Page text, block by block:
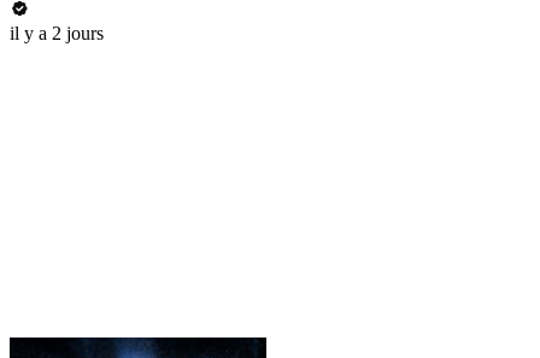
il y a 2 jours